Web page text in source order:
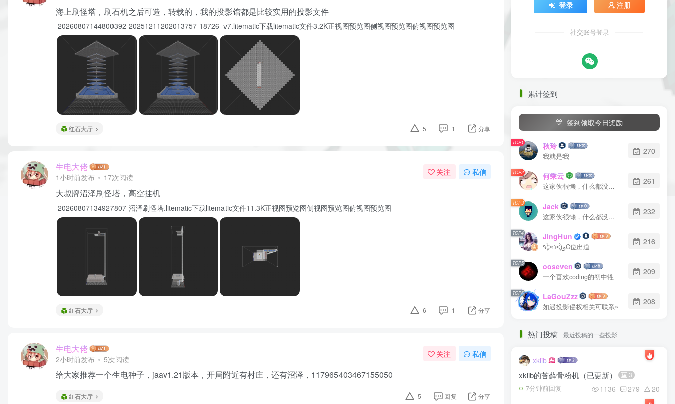
海上刷怪塔，刷石机之后可造，转载的，我的投影馆都是比较实用的投影文件
20260807144800392-20251211202013757-18726_v7.litematic下载litematic文件3.2K正视图预览图侧视图预览图俯视图预览图
红石大厅 5 1 分享
生电大佬
1小时前发布 17次阅读
关注 私信
大叔牌沼泽刷怪塔，高空挂机
20260807134927807-沼泽刷怪塔.litematic下载litematic文件11.3K正视图预览图侧视图预览图俯视图预览图
红石大厅 6 1 分享
生电大佬
2小时前发布 5次阅读
关注 私信
给大家推荐一个生电种子，jaav1.21版本，开局附近有村庄，还有沼泽，117965403467155050
红石大厅 5 回复 分享
登录 注册
社交账号登录
累计签到
签到领取今日奖励
TOP1 秋玲
我就是我
270
TOP2 何乘云
这家伙很懒，什么都没有写...
261
TOP3 Jack
这家伙很懒，什么都没有写...
232
TOP4 JingHun
٩(˃̶͈̀௰˂̶͈́)وC位出道
216
TOP5 ooseven
一个喜欢coding的初中牲
209
TOP6 LaGouZzz
如遇投影侵权相关可联系~
208
热门投稿 最近投稿的一些投影
xklib
xklib的苔藓骨粉机（已更新） 3
7分钟前回复 1136 279 20